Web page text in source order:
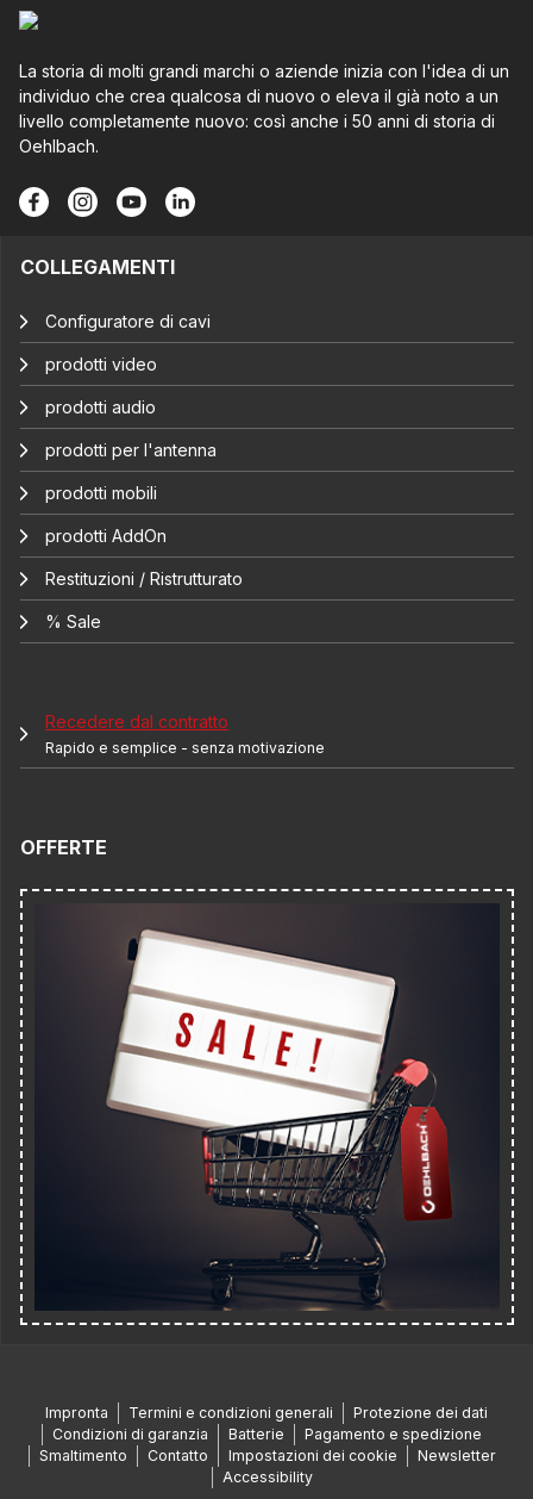
La storia di molti grandi marchi o aziende inizia con l'idea di un
individuo che crea qualcosa di nuovo o eleva il già noto a un
livello completamente nuovo: così anche i 50 anni di storia di
Oehlbach.
COLLEGAMENTI
Configuratore di cavi
prodotti video
prodotti audio
prodotti per l'antenna
prodotti mobili
prodotti AddOn
Restituzioni / Ristrutturato
% Sale
Recedere dal contratto
Rapido e semplice - senza motivazione
OFFERTE
Impronta Termini e condizioni generali
Protezione dei dati
Condizioni di garanzia
Batterie
Pagamento e spedizione
Smaltimento
Contatto Impostazioni dei cookie
Newsletter
Accessibility